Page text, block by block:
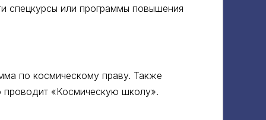
спецкурсы или программы повышения
по космическому праву. Также
проводит «Космическую школу».